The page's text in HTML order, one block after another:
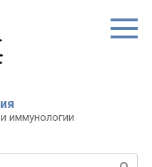
иммунологии